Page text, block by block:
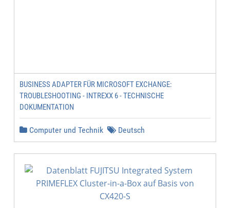
BUSINESS ADAPTER FÜR MICROSOFT EXCHANGE:
TROUBLESHOOTING - INTREXX 6 - TECHNISCHE
DOKUMENTATION
Computer und Technik Deutsch